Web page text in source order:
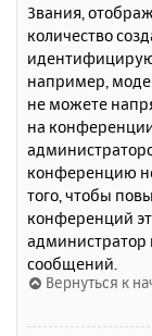
Звания,
количество
например,
не можете
на
конференцию
того, чтобы
конференций
администратор
сообщений.
Вернуться к